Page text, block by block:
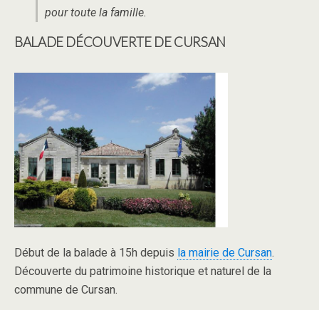
pour toute la famille.
BALADE DÉCOUVERTE DE CURSAN
Début de la balade à 15h depuis la mairie de Cursan.
Découverte du patrimoine historique et naturel de la
commune de Cursan.